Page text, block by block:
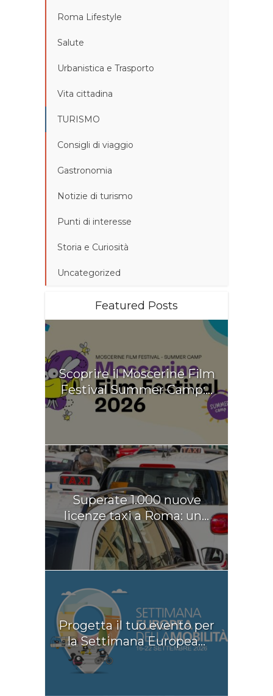
Roma Lifestyle
Salute
Urbanistica e Trasporto
Vita cittadina
TURISMO
Consigli di viaggio
Gastronomia
Notizie di turismo
Punti di interesse
Storia e Curiosità
Uncategorized
Featured Posts
Scoprire il Moscerine Film
Festival Summer Camp:...
Superate 1.000 nuove
licenze taxi a Roma: un...
Progetta il tuo evento per
la Settimana Europea...